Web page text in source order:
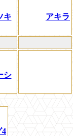
キ アキラ
シ
4